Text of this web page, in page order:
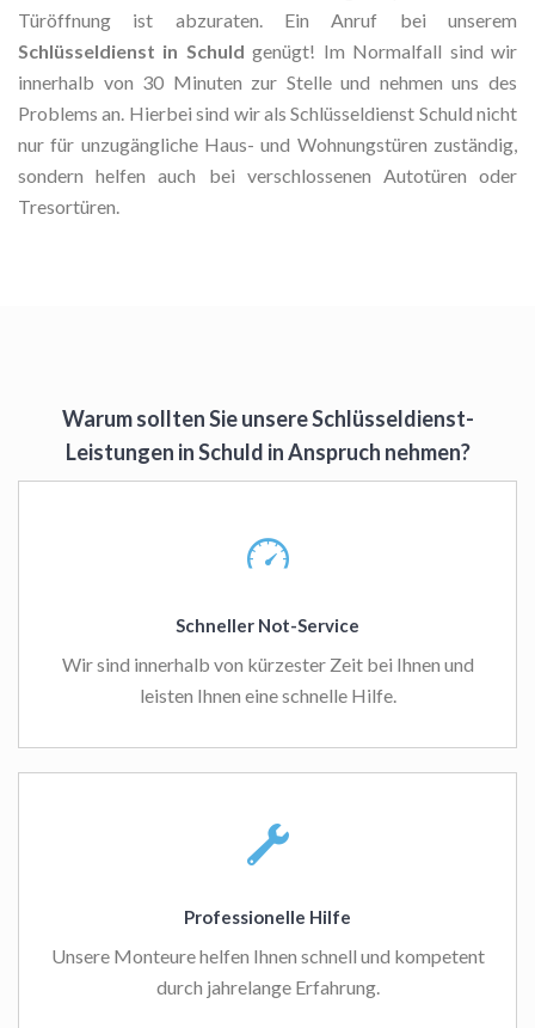
Türöffnung ist abzuraten. Ein Anruf bei unserem
Schlüsseldienst in Schuld genügt! Im Normalfall sind wir
innerhalb von 30 Minuten zur Stelle und nehmen uns des
Problems an. Hierbei sind wir als Schlüsseldienst Schuld nicht
nur für unzugängliche Haus- und Wohnungstüren zuständig,
sondern helfen auch bei verschlossenen Autotüren oder
Tresortüren.
Warum sollten Sie unsere Schlüsseldienst-
Leistungen in Schuld in Anspruch nehmen?
Schneller Not-Service
Wir sind innerhalb von kürzester Zeit bei Ihnen und
leisten Ihnen eine schnelle Hilfe.
Professionelle Hilfe
Unsere Monteure helfen Ihnen schnell und kompetent
durch jahrelange Erfahrung.